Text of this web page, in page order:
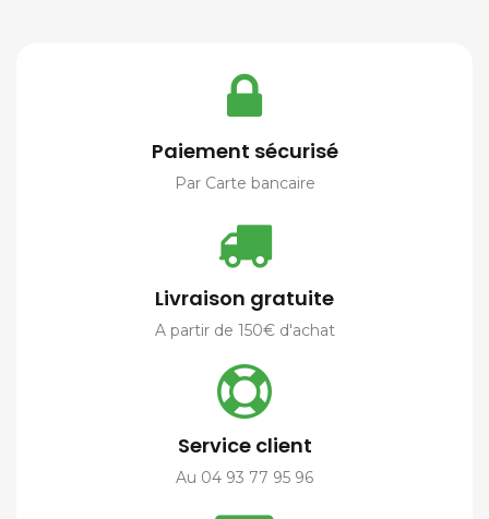
Paiement sécurisé
Par Carte bancaire
Livraison gratuite
A partir de 150€ d'achat
Service client
Au 04 93 77 95 96